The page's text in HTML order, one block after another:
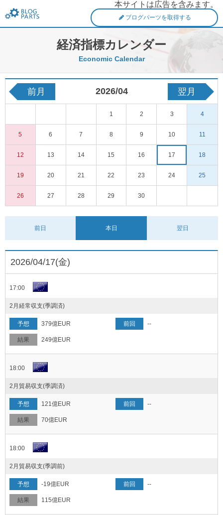
本サイトは広告を含みます。
ブログパーツを取得する
経済指標カレンダー
Economic Calendar
前月 2026/04 翌月
1 2 3 4
5 6 7 8 9 10 11
12 13 14 15 16 17 18
19 20 21 22 23 24 25
26 27 28 29 30
前日 本日 翌日
2026/04/17(金)
17:00
2月経常収支(季調済)
379億EUR --
249億EUR
18:00
2月貿易収支(季調済)
121億EUR --
70億EUR
18:00
2月貿易収支(季調前)
-19億EUR --
115億EUR